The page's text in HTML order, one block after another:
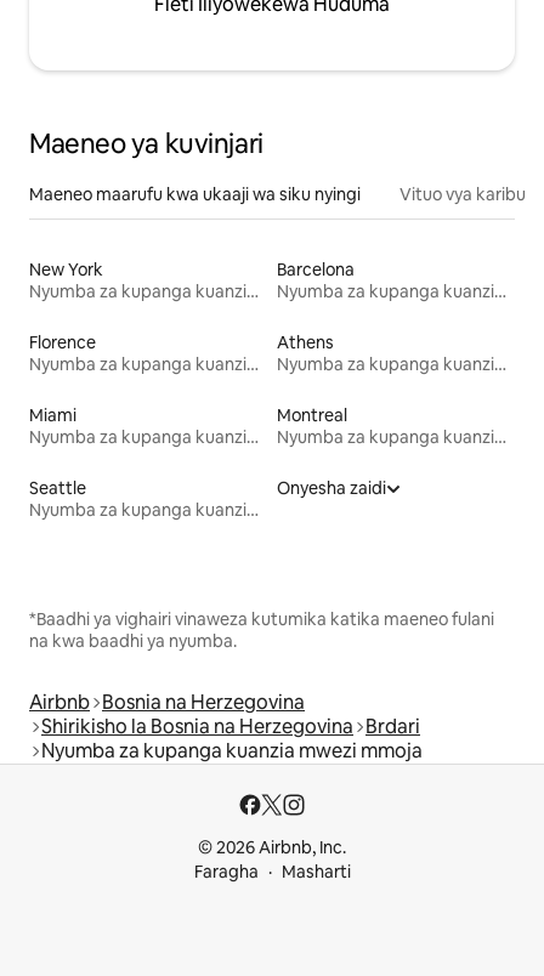
Maeneo ya kuvinjari
Maeneo maarufu kwa ukaaji wa siku nyingi Vituo vya karibu
New York
Nyumba za kupanga kuanzia mwezi mmoja
Barcelona
Nyumba za kupanga kuanzia mwezi mmoja
Florence
Nyumba za kupanga kuanzia mwezi mmoja
Athens
Nyumba za kupanga kuanzia mwezi mmoja
Miami
Nyumba za kupanga kuanzia mwezi mmoja
Montreal
Nyumba za kupanga kuanzia mwezi mmoja
Seattle
Nyumba za kupanga kuanzia mwezi mmoja
Onyesha zaidi
*Baadhi ya vighairi vinaweza kutumika katika maeneo fulani
na kwa baadhi ya nyumba.
Airbnb Bosnia na Herzegovina
Shirikisho la Bosnia na Herzegovina Brdari
Nyumba za kupanga kuanzia mwezi mmoja
© 2026 Airbnb, Inc.
Faragha
Masharti